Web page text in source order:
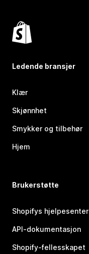
Ledende bransjer
Klær
Skjønnhet
Smykker og tilbehør
Hjem
Brukerstøtte
Shopifys hjelpesenter
API-dokumentasjon
Shopify-fellesskapet